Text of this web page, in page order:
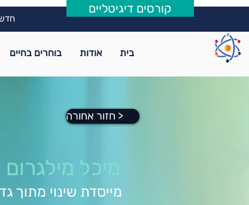
קורסים דיגיטליים
בית אודות בוחרים בחיים
חזור אחורה >
מיכל מילגרום
מייסדת שינוי מתוך